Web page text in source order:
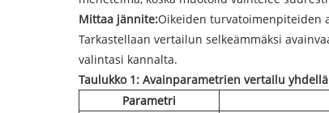
Mittaa jännite:Oikeiden turvatoimenpiteiden
Tarkastellaan vertailun selkeämmäksi
valintasi kannalta.
Taulukko 1: Avainparametrien vertailu
Parametri